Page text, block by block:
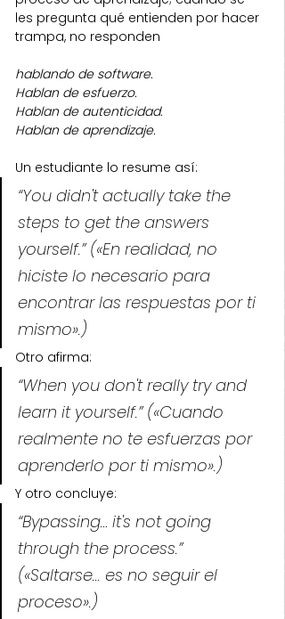
les pregunta qué entienden por hacer
trampa, no responden
hablando de software.
Hablan de esfuerzo.
Hablan de autenticidad.
Hablan de aprendizaje.
Un estudiante lo resume así:
“You didn't actually take the
steps to get the answers
yourself.” («En realidad, no
hiciste lo necesario para
encontrar las respuestas por ti
mismo».)
Otro afirma:
“When you don't really try and
learn it yourself.” («Cuando
realmente no te esfuerzas por
aprenderlo por ti mismo».)
Y otro concluye:
“Bypassing… it's not going
through the process.”
(«Saltarse... es no seguir el
proceso».)